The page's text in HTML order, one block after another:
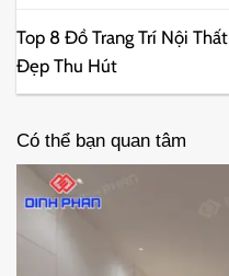
Top 8 Đồ Trang Trí Nội Thất
Đẹp Thu Hút
Có thể bạn quan tâm